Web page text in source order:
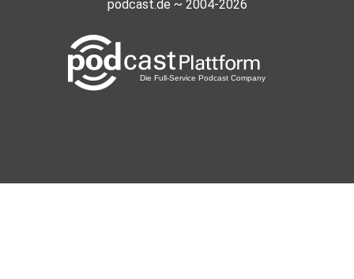
podcast.de ~ 2004-2026